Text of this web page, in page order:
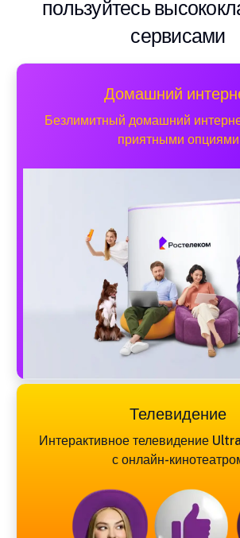
пользуйтесь
сервисами
Домашний
Безлимитный домашний
приятными опциями
Телевидение
Интерактивное телевидение
с онлайн-